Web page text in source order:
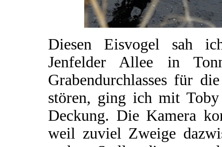
Diesen Eisvogel sah
Jenfelder Allee in
Grabendurchlasses für
stören, ging ich mit
Deckung. Die Kamera
weil zuviel Zweige